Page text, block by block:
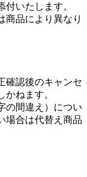
いたします。
商品により異なり
確認後のキャンセ
ねます。
の間違え）につい
場合は代替え商品